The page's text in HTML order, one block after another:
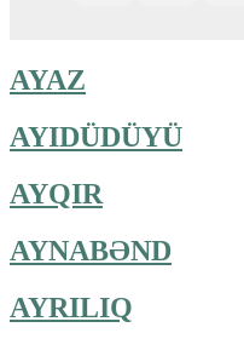
AYAZ
AYIDÜDÜYÜ
AYQIR
AYNABƏND
AYRILIQ